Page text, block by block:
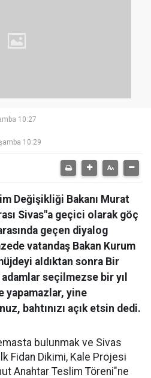
10:27
10:29
Değişikliği Bakanı Murat
Sivas"a geçici olarak göç
geçen diyalog
vatandaş Bakan Kurum
aldıktan sonra Bir
seçilmezse bir yıl
yapamazlar, yine
bahtınızı açık etsin dedi.
bulunmak ve Sivas
Fidan Dikimi, Kale Projesi
Anahtar Teslim Töreni"ne